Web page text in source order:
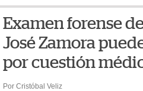
Examen forense
José Zamora
por cuestión
Por Cristóbal Veliz